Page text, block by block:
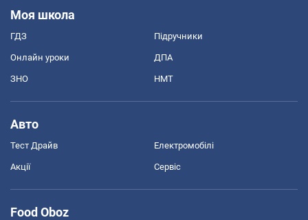
Моя школа
ГДЗ Підручники
Онлайн уроки ДПА
ЗНО НМТ
Авто
Тест Драйв Електромобілі
Акції Сервіс
Food Oboz